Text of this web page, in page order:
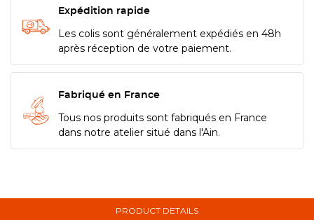
Expédition rapide
Les colis sont généralement expédiés en 48h
après réception de votre paiement.
Fabriqué en France
Tous nos produits sont fabriqués en France
dans notre atelier situé dans l'Ain.
PRODUCT DETAILS